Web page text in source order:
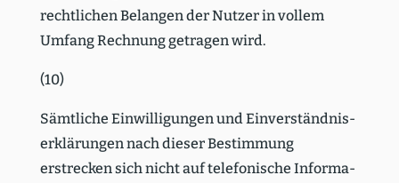
recht­lichen Belangen der Nutzer in vollem
Umfang Rechnung getragen wird.
(10)
Sämtliche Einwil­li­gungen und Einver­ständ­nis­
er­klä­rungen nach dieser Bestimmung
erstrecken sich nicht auf telefo­nische Infor­ma­